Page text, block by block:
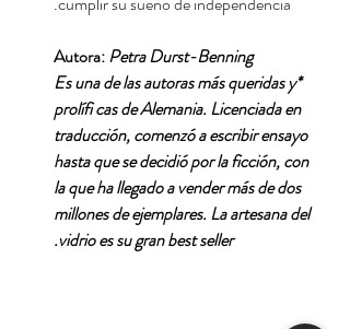
Autora:Petra Durst-Benning
*Es una de las autoras más queridas y
prolífi cas de Alemania. Licenciada en
traducción, comenzó a escribir ensayo
hasta que se decidió por la ficción, con
la que ha llegado a vender más de dos
millones de ejemplares. La artesana del
vidrio es su gran best seller.